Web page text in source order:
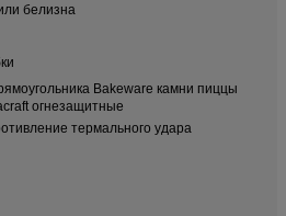
белизна
Bakeware камни пиццы
огнезащитные
термального удара